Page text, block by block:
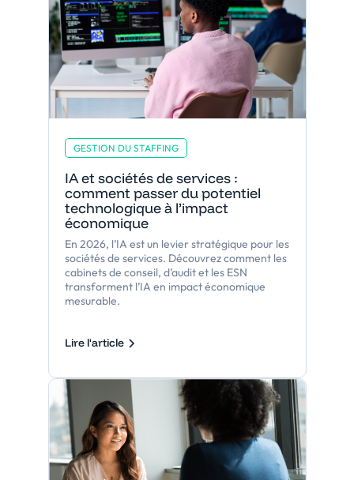
GESTION DU STAFFING
IA et sociétés de services :
comment passer du potentiel
technologique à l’impact
économique
En 2026, l’IA est un levier stratégique pour les
sociétés de services. Découvrez comment les
cabinets de conseil, d’audit et les ESN
transforment l’IA en impact économique
mesurable.
Lire l'article